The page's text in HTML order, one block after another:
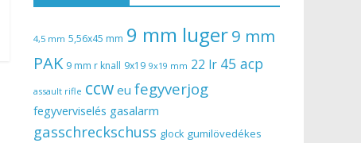
4,5 mm 5,56x45 mm 9 mm luger9 mm
PAK 9 mm r knall 9x19 9x19 mm 22 lr 45 acp
assault rifle ccw eu fegyverjog
fegyverviselés gasalarm
gasschreckschuss glock gumilövedékes